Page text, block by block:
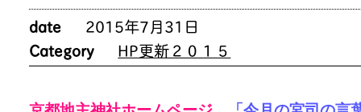
date
2015年7月31日
Category
HP更新２０１５